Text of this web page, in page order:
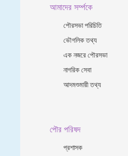
আমাদের সর্ম্পকে
পৌরসভা পরিচিতি
ভৌগলিক তথ্য
এক নজরে পৌরসভা
নাগরিক সেবা
আদমশুমারী তথ্য
পৌর পরিষদ
প্রশাসক